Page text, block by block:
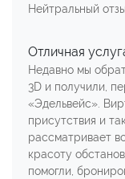
Нейтральный
Отличная
Недавно мы
3D и получили,
«Эдельвейс».
присутствия и
рассматривает
красоту
помогли,